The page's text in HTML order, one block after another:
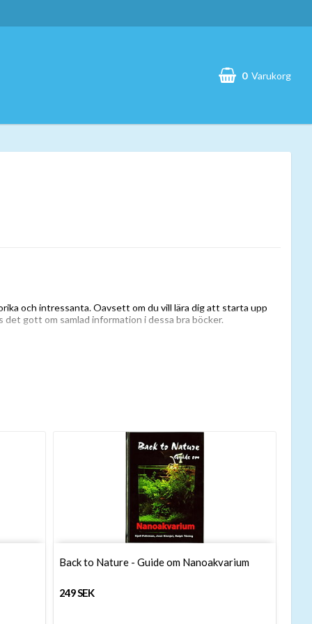
0 Varukorg
och intressanta. Oavsett om du vill lära dig att starta upp
gott om samlad information i dessa bra böcker.
Back to Nature - Guide om Nanoakvarium
249 SEK